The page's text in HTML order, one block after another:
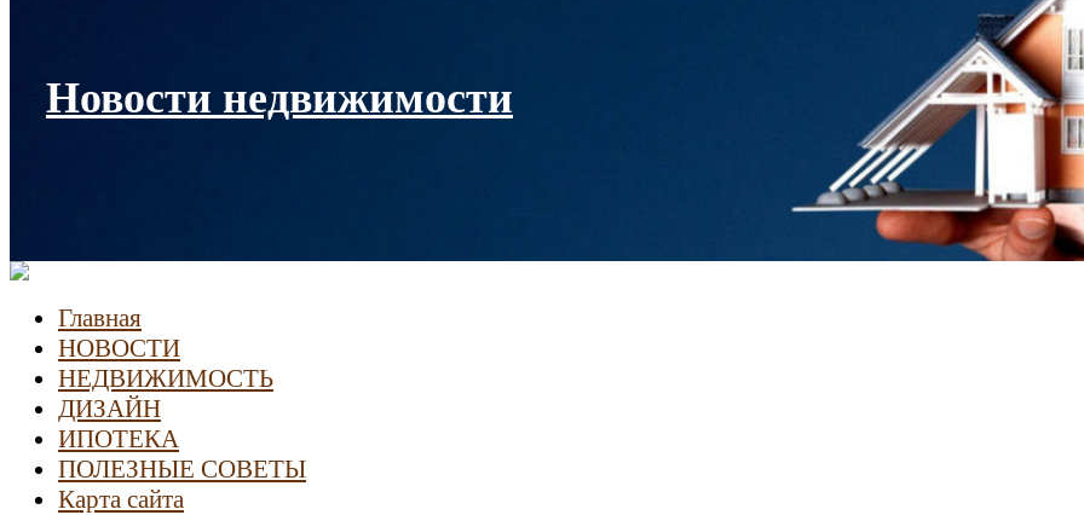
Новости недвижимости
Главная
НОВОСТИ
НЕДВИЖИМОСТЬ
ДИЗАЙН
ИПОТЕКА
ПОЛЕЗНЫЕ СОВЕТЫ
Карта сайта